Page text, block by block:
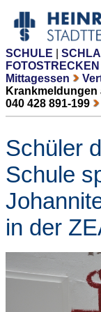
SCHULE
FOTOSTRECKEN
Mittagessen
Krankmeldungen
040 428 891-199
Schüler
Schule
in der